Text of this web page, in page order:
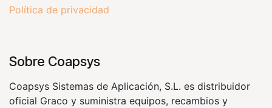
Política de privacidad
Sobre Coapsys
Coapsys Sistemas de Aplicación, S.L. es distribuidor
oficial Graco y suministra equipos, recambios y